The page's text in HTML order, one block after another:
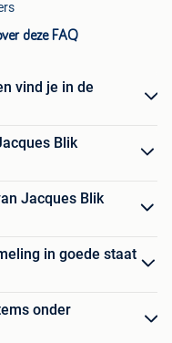
deze FAQ
vind je in de
Blik
Jacques Blik
in goede staat
onder